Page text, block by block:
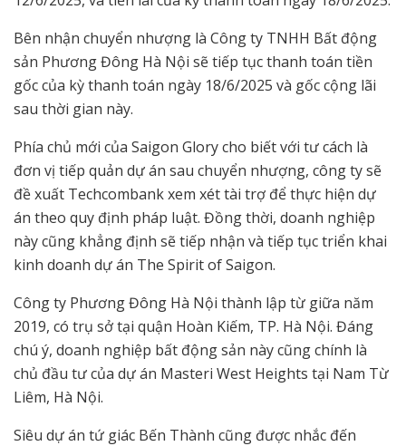
Bên nhận chuyển nhượng là Công ty TNHH Bất động
sản Phương Đông Hà Nội sẽ tiếp tục thanh toán tiền
gốc của kỳ thanh toán ngày 18/6/2025 và gốc cộng lãi
sau thời gian này.
Phía chủ mới của Saigon Glory cho biết với tư cách là
đơn vị tiếp quản dự án sau chuyển nhượng, công ty sẽ
đề xuất Techcombank xem xét tài trợ để thực hiện dự
án theo quy định pháp luật. Đồng thời, doanh nghiệp
này cũng khẳng định sẽ tiếp nhận và tiếp tục triển khai
kinh doanh dự án The Spirit of Saigon.
Công ty Phương Đông Hà Nội thành lập từ giữa năm
2019, có trụ sở tại quận Hoàn Kiếm, TP. Hà Nội. Đáng
chú ý, doanh nghiệp bất động sản này cũng chính là
chủ đầu tư của dự án Masteri West Heights tại Nam Từ
Liêm, Hà Nội.
Siêu dự án tứ giác Bến Thành cũng được nhắc đến